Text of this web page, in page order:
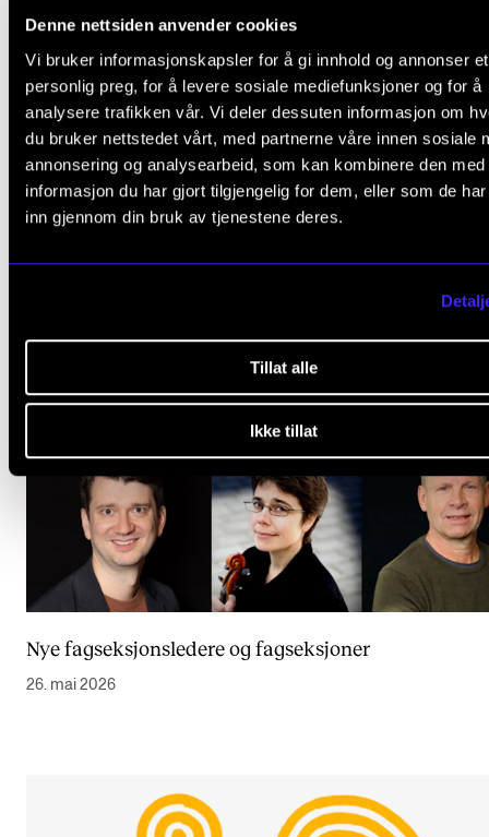
Denne nettsiden anvender cookies
Vi bruker informasjonskapsler for å gi innhold og annonser et
personlig preg, for å levere sosiale mediefunksjoner og for å
analysere trafikken vår. Vi deler dessuten informasjon om
du bruker nettstedet vårt, med partnerne våre innen sosiale
annonsering og analysearbeid, som kan kombinere den med
informasjon du har gjort tilgjengelig for dem, eller som de
inn gjennom din bruk av tjenestene deres.
Tillat alle
Ikke tillat
Nye fagseksjonsledere og fagseksjoner
26. mai 2026